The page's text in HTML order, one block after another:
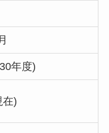
年度)
在)